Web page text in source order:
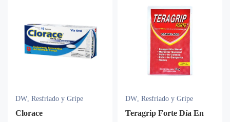
DW, Resfriado y Gripe
Clorace
DW, Resfriado y Gripe
Teragrip Forte Día En